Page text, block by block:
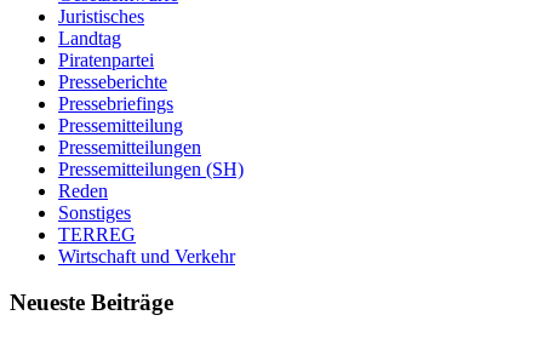
Juristisches
Landtag
Piratenpartei
Presseberichte
Pressebriefings
Pressemitteilung
Pressemitteilungen
Pressemitteilungen (SH)
Reden
Sonstiges
TERREG
Wirtschaft und Verkehr
Neueste Beiträge